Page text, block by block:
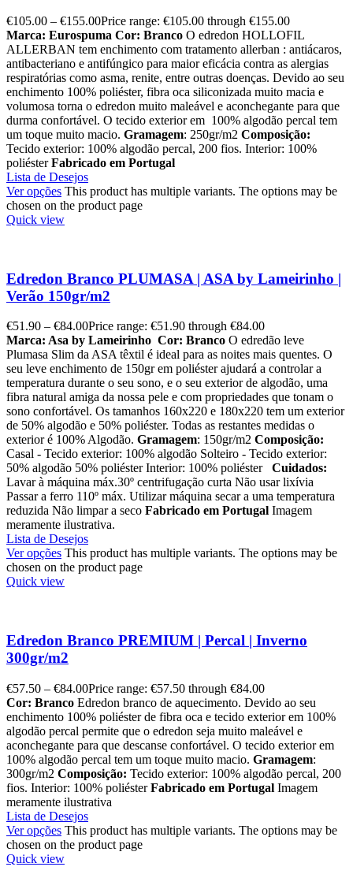
€105.00 – €155.00Price range: €105.00 through €155.00
Marca: Eurospuma Cor: Branco O edredon HOLLOFIL
ALLERBAN tem enchimento com tratamento allerban : antiácaros,
antibacteriano e antifúngico para maior eficácia contra as alergias
respiratórias como asma, renite, entre outras doenças. Devido ao seu
enchimento 100% poliéster, fibra oca siliconizada muito macia e
volumosa torna o edredon muito maleável e aconchegante para que
durma confortável. O tecido exterior em 100% algodão percal tem
um toque muito macio. Gramagem: 250gr/m2 Composição:
Tecido exterior: 100% algodão percal, 200 fios. Interior: 100%
poliésterFabricado em Portugal
Lista de Desejos
Ver opções This product has multiple variants. The options may be
chosen on the product page
Quick view
Edredon Branco PLUMASA | ASA by Lameirinho |
Verão 150gr/m2
€51.90 – €84.00Price range: €51.90 through €84.00
Marca: Asa by Lameirinho Cor: Branco O edredão leve
Plumasa Slim da ASA têxtil é ideal para as noites mais quentes. O
seu leve enchimento de 150gr em poliéster ajudará a controlar a
temperatura durante o seu sono, e o seu exterior de algodão, uma
fibra natural amiga da nossa pele e com propriedades que tonam o
sono confortável. Os tamanhos 160x220 e 180x220 tem um exterior
de 50% algodão e 50% poliéster. Todas as restantes medidas o
exterior é 100% Algodão. Gramagem: 150gr/m2 Composição:
Casal - Tecido exterior: 100% algodão Solteiro - Tecido exterior:
50% algodão 50% poliéster Interior: 100% poliéster Cuidados:
Lavar à máquina máx.30º centrifugação curta Não usar lixívia
Passar a ferro 110º máx. Utilizar máquina secar a uma temperatura
reduzida Não limpar a seco Fabricado em Portugal Imagem
meramente ilustrativa.
Lista de Desejos
Ver opções This product has multiple variants. The options may be
chosen on the product page
Quick view
Edredon Branco PREMIUM | Percal | Inverno
300gr/m2
€57.50 – €84.00Price range: €57.50 through €84.00
Cor: Branco Edredon branco de aquecimento. Devido ao seu
enchimento 100% poliéster de fibra oca e tecido exterior em 100%
algodão percal permite que o edredon seja muito maleável e
aconchegante para que descanse confortável. O tecido exterior em
100% algodão percal tem um toque muito macio. Gramagem:
300gr/m2 Composição: Tecido exterior: 100% algodão percal, 200
fios. Interior: 100% poliésterFabricado em Portugal Imagem
meramente ilustrativa
Lista de Desejos
Ver opções This product has multiple variants. The options may be
chosen on the product page
Quick view